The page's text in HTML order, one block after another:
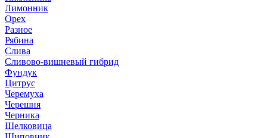
Лимонник
Орех
Разное
Рябина
Слива
Сливово-вишневый гибрид
Фундук
Цитрус
Черемуха
Черешня
Черника
Шелковица